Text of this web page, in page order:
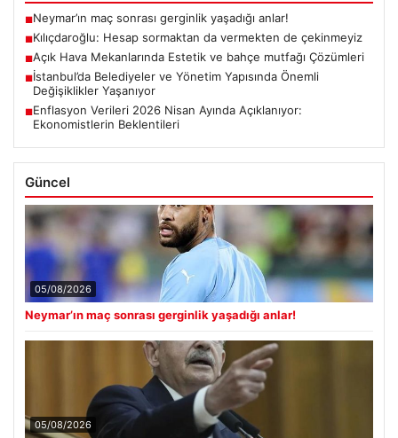
■Neymar’ın maç sonrası gerginlik yaşadığı anlar!
■Kılıçdaroğlu: Hesap sormaktan da vermekten de çekinmeyiz
■Açık Hava Mekanlarında Estetik ve bahçe mutfağı Çözümleri
■İstanbul’da Belediyeler ve Yönetim Yapısında Önemli
Değişiklikler Yaşanıyor
■Enflasyon Verileri 2026 Nisan Ayında Açıklanıyor:
Ekonomistlerin Beklentileri
Güncel
05/08/2026
Neymar’ın maç sonrası gerginlik yaşadığı anlar!
05/08/2026